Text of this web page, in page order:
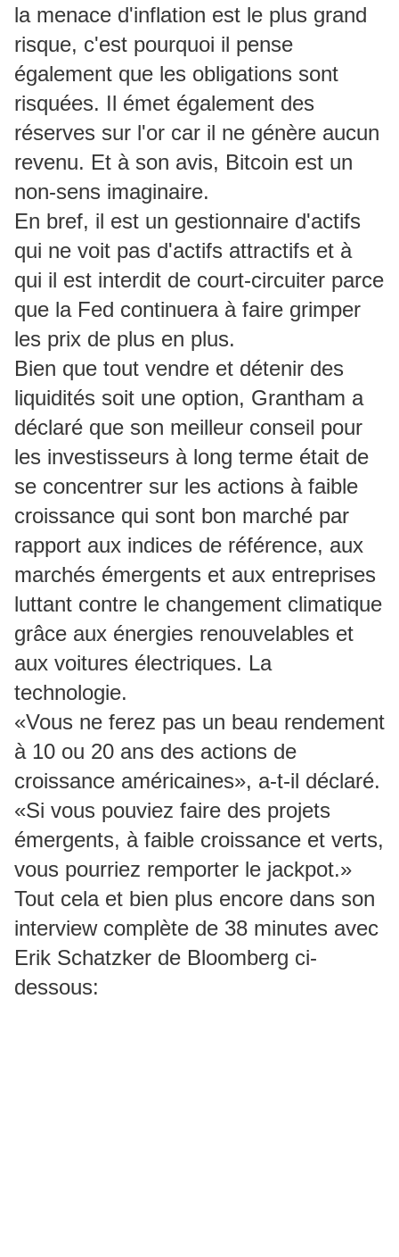
la menace d'inflation est le plus grand
risque, c'est pourquoi il pense
également que les obligations sont
risquées. Il émet également des
réserves sur l'or car il ne génère aucun
revenu. Et à son avis, Bitcoin est un
non-sens imaginaire.
En bref, il est un gestionnaire d'actifs
qui ne voit pas d'actifs attractifs et à
qui il est interdit de court-circuiter parce
que la Fed continuera à faire grimper
les prix de plus en plus.
Bien que tout vendre et détenir des
liquidités soit une option, Grantham a
déclaré que son meilleur conseil pour
les investisseurs à long terme était de
se concentrer sur les actions à faible
croissance qui sont bon marché par
rapport aux indices de référence, aux
marchés émergents et aux entreprises
luttant contre le changement climatique
grâce aux énergies renouvelables et
aux voitures électriques. La
technologie.
«Vous ne ferez pas un beau rendement
à 10 ou 20 ans des actions de
croissance américaines», a-t-il déclaré.
«Si vous pouviez faire des projets
émergents, à faible croissance et verts,
vous pourriez remporter le jackpot.»
Tout cela et bien plus encore dans son
interview complète de 38 minutes avec
Erik Schatzker de Bloomberg ci-
dessous: